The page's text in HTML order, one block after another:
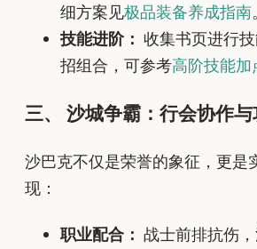
细方案见极品装备养成指南。
技能进阶： 收集书页进行
招组合，可参考高阶技能加
三、 沙城争霸：行会协作
沙巴克不仅是荣誉的象征，更是
现：
职业配合： 战士前排抗伤